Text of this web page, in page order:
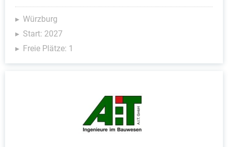
Würzburg
Start: 2027
Freie Plätze: 1